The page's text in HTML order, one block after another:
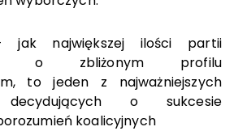
jak największej ilości partii
o zbliżonym profilu
to jeden z najważniejszych
decydujących o sukcesie
koalicyjnych